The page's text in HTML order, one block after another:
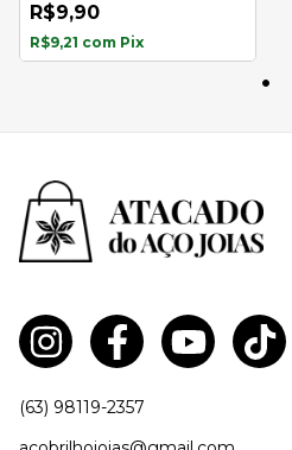
R$9,90
R$9,21 com Pix
(63) 98119-2357